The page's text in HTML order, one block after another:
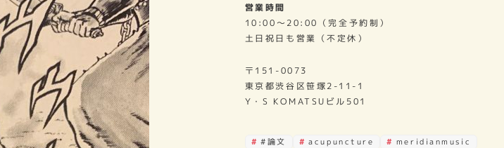
営業時間
10:00～20:00（完全予約制）
土日祝日も営業（不定休）
〒151-0073
東京都渋谷区笹塚2-11-1
Y・S KOMATSUビル501
#論文 acupuncture
meridianmusic